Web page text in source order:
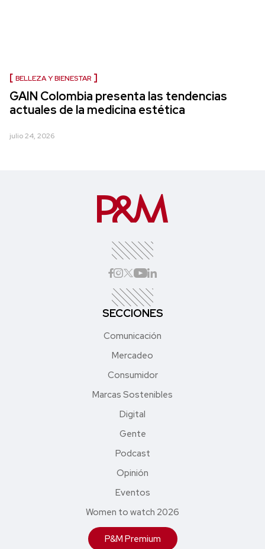
BELLEZA Y BIENESTAR
GAIN Colombia presenta las tendencias
actuales de la medicina estética
julio 24, 2026
SECCIONES
Comunicación
Mercadeo
Consumidor
Marcas Sostenibles
Digital
Gente
Podcast
Opinión
Eventos
Women to watch 2026
P&M Premium